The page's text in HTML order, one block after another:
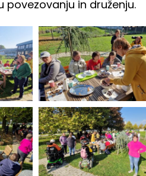
povezovanju in druženju.